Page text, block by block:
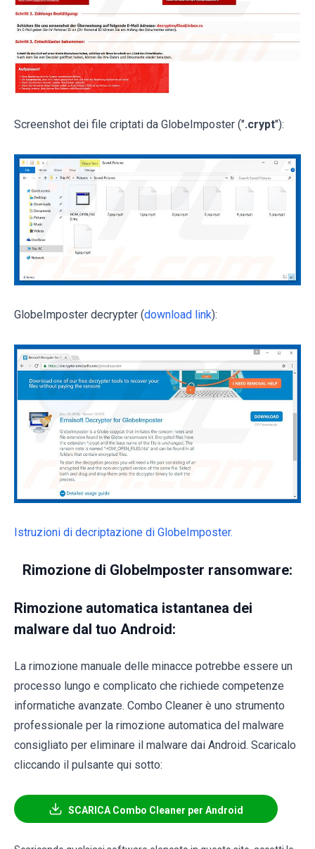
Screenshot dei file criptati da GlobeImposter (".crypt"):
GlobeImposter decrypter (download link):
Istruzioni di decriptazione di GlobeImposter.
Rimozione di GlobeImposter ransomware:
Rimozione automatica istantanea dei
malware dal tuo Android:
La rimozione manuale delle minacce potrebbe essere un
processo lungo e complicato che richiede competenze
informatiche avanzate. Combo Cleaner è uno strumento
professionale per la rimozione automatica del malware
consigliato per eliminare il malware dai Android. Scaricalo
cliccando il pulsante qui sotto:
SCARICA Combo Cleaner per Android